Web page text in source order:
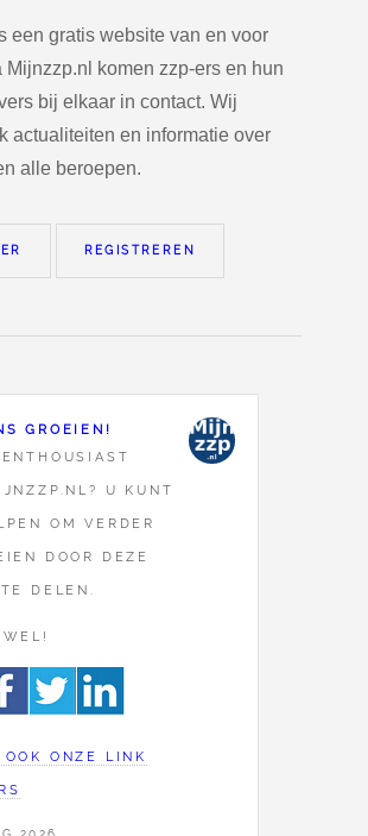
een gratis website van en voor
Mijnzzp.nl komen zzp-ers en hun
bij elkaar in contact. Wij
actualiteiten en informatie over
alle beroepen.
REGISTREREN
GROEIEN!
U KUNT
OM VERDER
DOOR DEZE
DELEN.
OOK ONZE LINK